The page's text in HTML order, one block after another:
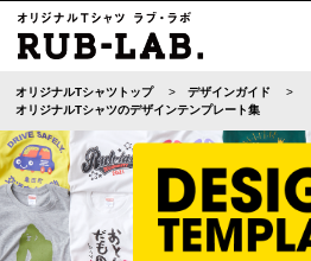
オリジナルTシャツトップ
デザインガイド
オリジナルTシャツのデザインテンプレート集